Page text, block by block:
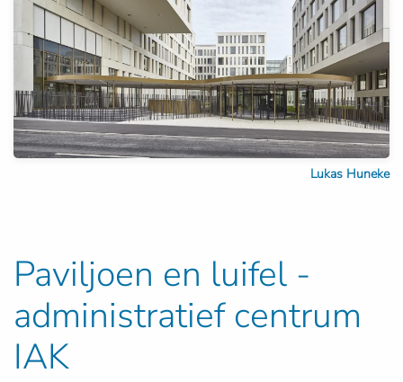
Lukas Huneke
Paviljoen en luifel -
administratief centrum
IAK